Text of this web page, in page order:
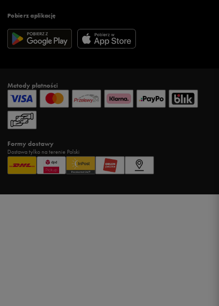
Pobierz aplikację
Metody płatności
Formy dostawy
Dostawa tylko na terenie Polski